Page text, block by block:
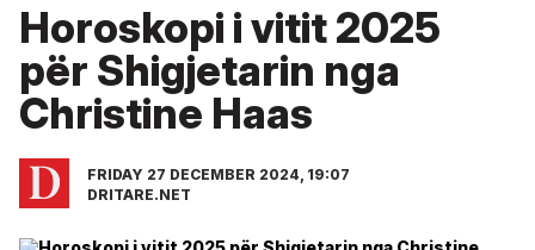
Horoskopi i vitit 2025
për Shigjetarin nga
Christine Haas
FRIDAY 27 DECEMBER 2024, 19:07
DRITARE.NET